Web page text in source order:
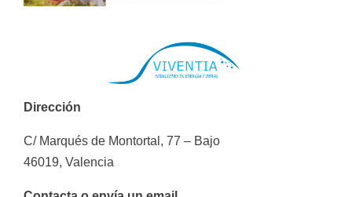
Dirección
C/ Marqués de Montortal, 77 – Bajo
46019, Valencia